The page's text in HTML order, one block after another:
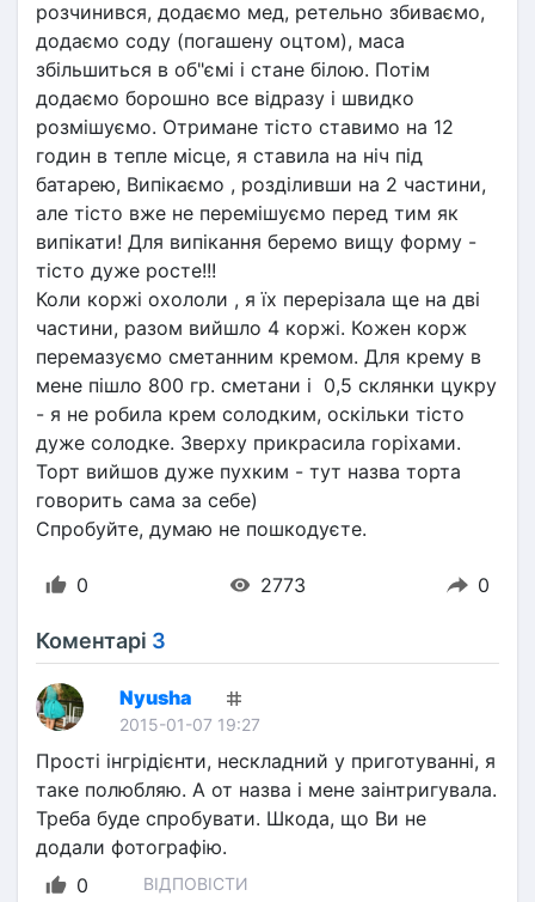
розчинився, додаємо мед, ретельно збиваємо,
додаємо соду (погашену оцтом), маса
збільшиться в об"ємі і стане білою. Потім
додаємо борошно все відразу і швидко
розмішуємо. Отримане тісто ставимо на 12
годин в тепле місце, я ставила на ніч під
батарею, Випікаємо , розділивши на 2 частини,
але тісто вже не перемішуємо перед тим як
випікати! Для випікання беремо вищу форму -
тісто дуже росте!!!
Коли коржі охололи , я їх перерізала ще на дві
частини, разом вийшло 4 коржі. Кожен корж
перемазуємо сметанним кремом. Для крему в
мене пішло 800 гр. сметани і  0,5 склянки цукру
- я не робила крем солодким, оскільки тісто
дуже солодке. Зверху прикрасила горіхами.
Торт вийшов дуже пухким - тут назва торта
говорить сама за себе)
Спробуйте, думаю не пошкодуєте.
0 2773 0
Коментарі 3
Nyusha
2015-01-07 19:27
Прості інгрідієнти, нескладний у приготуванні, я
таке полюбляю. А от назва і мене заінтригувала.
Треба буде спробувати. Шкода, що Ви не
додали фотографію.
0
ВІДПОВІСТИ